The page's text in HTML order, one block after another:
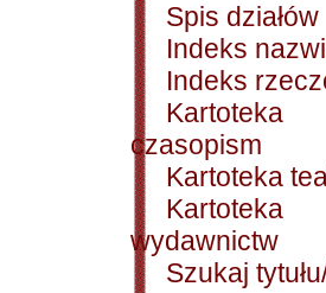
Spis działów
Indeks
Indeks
Kartoteka
czasopism
Kartoteka
Kartoteka
wydawnictw
Szukaj